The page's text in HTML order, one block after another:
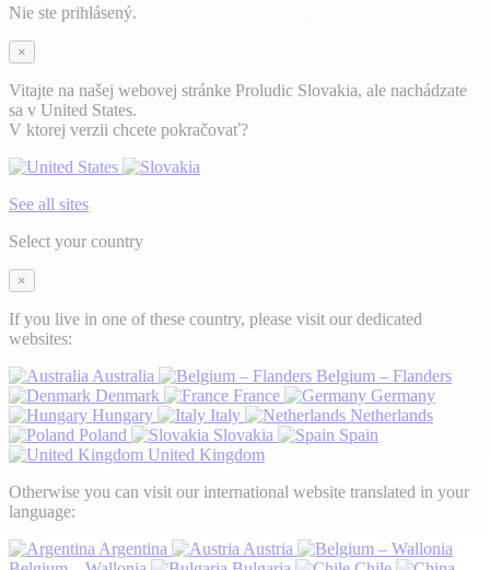
Nie ste prihlásený.
×
Vitajte na našej webovej stránke Proludic Slovakia, ale nachádzate
sa v United States.
V ktorej verzii chcete pokračovať?
See all sites
Select your country
×
If you live in one of these country, please visit our dedicated
websites:
Australia
Belgium – Flanders
Denmark
France
Germany
Hungary
Italy
Netherlands
Poland
Slovakia
Spain
United Kingdom
Otherwise you can visit our international website translated in your
language:
Argentina
Austria